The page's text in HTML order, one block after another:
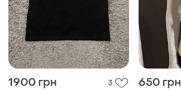
1900 грн 3 650 грн